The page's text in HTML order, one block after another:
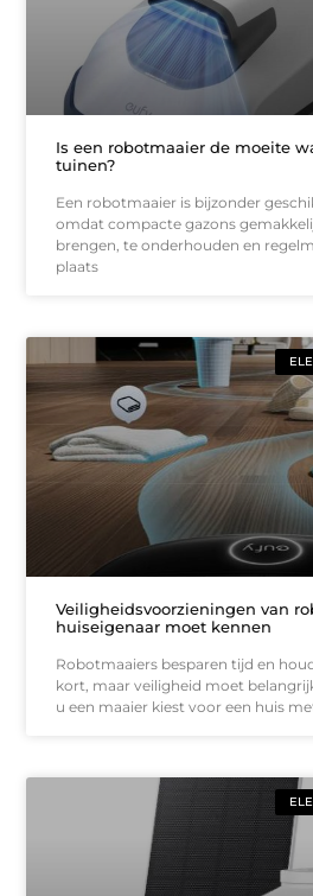
Is een robotmaaier de moeite
tuinen?
Een robotmaaier is bijzonder
omdat compacte gazons
brengen, te onderhouden en
plaats
Veiligheidsvoorzieningen van
huiseigenaar moet kennen
Robotmaaiers besparen tijd en
kort, maar veiligheid moet
u een maaier kiest voor een huis